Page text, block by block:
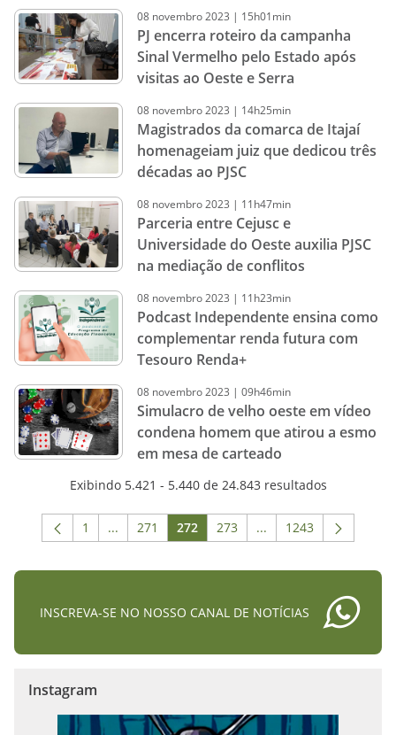
08 novembro2023 | 15h01min
PJ encerra roteiro da campanha
Sinal Vermelho pelo Estado após
visitas ao Oeste e Serra
08 novembro2023 | 14h25min
Magistrados da comarca de Itajaí
homenageiam juiz que dedicou três
décadas ao PJSC
08 novembro2023 | 11h47min
Parceria entre Cejusc e
Universidade do Oeste auxilia PJSC
na mediação de conflitos
08 novembro2023 | 11h23min
Podcast Independente ensina como
complementar renda futura com
Tesouro Renda+
08 novembro2023 | 09h46min
Simulacro de velho oeste em vídeo
condena homem que atirou a esmo
em mesa de carteado
Exibindo 5.421 - 5.440 de 24.843 resultados
Página
1 ...Páginas intermediárias Usar ABA para navegar.
Página
271 Página
272 Página
273 ...PáginasPágina
1243
INSCREVA-SE NO NOSSO CANAL DE NOTÍCIAS
Instagram